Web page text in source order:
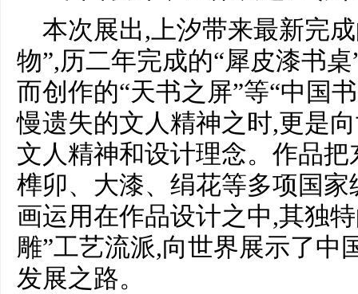
本次展出,上汐带来最新完
物”,历二年完成的“犀皮漆书
而创作的“天书之屏”等“中国
慢遗失的文人精神之时,更是
文人精神和设计理念。作品
榫卯、大漆、绢花等多项 国家
画运用在作品设计之中,其独
雕”工艺流派,向世界展示了中
发展之路。